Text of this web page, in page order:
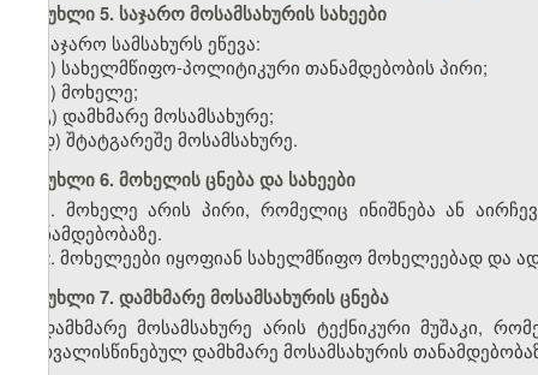
მუხლი 5. საჯარო მოსამსახურის სახეები
საჯარო სამსახურს ეწევა:
ა) სახელმწიფო-პოლიტიკური თანამდებობის პირი;
ბ) მოხელე;
გ) დამხმარე მოსამსახურე;
დ) შტატგარეშე მოსამსახურე.
მუხლი 6. მოხელის ცნება და სახეები
1. მოხელე არის პირი, რომელიც ინიშნება ან
თანამდებობაზე.
2. მოხელეები იყოფიან სახელმწიფო მოხელეებად
მუხლი 7. დამხმარე მოსამსახურის ცნება
დამხმარე მოსამსახურე არის ტექნიკური მუშაკი,
გათვალისწინებულ დამხმარე მოსამსახურის